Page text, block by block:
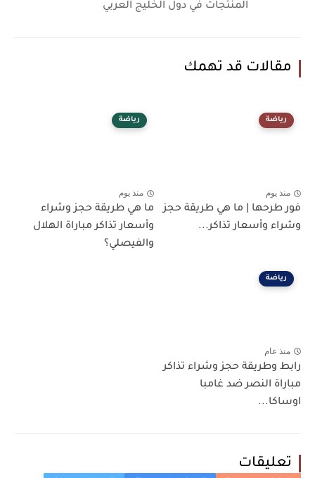
المنتجات في دول الخليج العربي
مقالات قد تهمك
رياضة
منذ يوم
فور طرحها | ما هي طريقة حجز
وشراء وأسعار تذاكر...
رياضة
منذ يوم
ما هي طريقة حجز وشراء
وأسعار تذاكر مباراة الهلال
والفيصلي؟
رياضة
منذ عام
رابط وطريقة حجز وشراء تذاكر
مباراة النصر ضد غامبا
اوساكا...
تعليقات